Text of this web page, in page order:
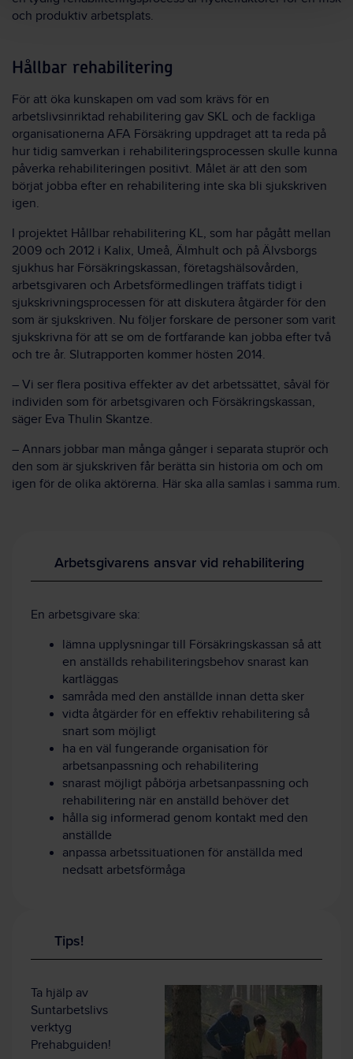
och produktiv arbetsplats.
Hållbar rehabilitering
För att öka kunskapen om vad som krävs för en
arbetslivsinriktad rehabilitering gav SKL och de fackliga
organisationerna AFA Försäkring uppdraget att ta reda på
hur tidig samverkan i rehabiliteringsprocessen skulle kunna
påverka rehabiliteringen positivt. Målet är att den som
börjat jobba efter en rehabilitering inte ska bli sjukskriven
igen.
I projektet Hållbar rehabilitering KL, som har pågått mellan
2009 och 2012 i Kalix, Umeå, Älmhult och på Älvsborgs
sjukhus har Försäkringskassan, företagshälsovården,
arbetsgivaren och Arbetsförmedlingen träffats tidigt i
sjukskrivningsprocessen för att diskutera åtgärder för den
som är sjukskriven. Nu följer forskare de personer som varit
sjukskrivna för att se om de fortfarande kan jobba efter två
och tre år. Slutrapporten kommer hösten 2014.
– Vi ser flera positiva effekter av det arbetssättet, såväl för
individen som för arbetsgivaren och Försäkringskassan,
säger Eva Thulin Skantze.
– Annars jobbar man många gånger i separata stuprör och
den som är sjukskriven får berätta sin historia om och om
igen för de olika aktörerna. Här ska alla samlas i samma rum.
Arbetsgivarens ansvar vid rehabilitering
En arbetsgivare ska:
lämna upplysningar till Försäkringskassan så att
en anställds rehabiliteringsbehov snarast kan
kartläggas
samråda med den anställde innan detta sker
vidta åtgärder för en effektiv rehabilitering så
snart som möjligt
ha en väl fungerande organisation för
arbetsanpassning och rehabilitering
snarast möjligt påbörja arbetsanpassning och
rehabilitering när en anställd behöver det
hålla sig informerad genom kontakt med den
anställde
anpassa arbetssituationen för anställda med
nedsatt arbetsförmåga
Tips!
Ta hjälp av
Suntarbetslivs
verktyg
Prehabguiden!